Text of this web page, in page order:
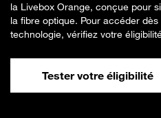
la Livebox Orange, conçue pour
la fibre optique. Pour accéder
technologie, vérifiez votre
Tester votre éligibilité